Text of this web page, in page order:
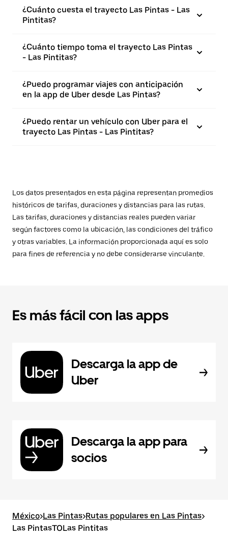
¿Cuánto cuesta el trayecto Las Pintas - Las
Pintitas?
¿Cuánto tiempo toma el trayecto Las Pintas
- Las Pintitas?
¿Puedo programar viajes con anticipación
en la app de Uber desde Las Pintas?
¿Puedo rentar un vehículo con Uber para el
trayecto Las Pintas - Las Pintitas?
Los datos presentados en esta página representan promedios
históricos de tarifas, duraciones y distancias para las rutas.
Las tarifas, duraciones y distancias reales pueden variar
según factores como la ubicación, las condiciones del tráfico
y otras variables. La información proporcionada aquí es solo
para fines de referencia y no debe considerarse vinculante.
Es más fácil con las apps
Descarga la app de
Uber
Descarga la app para
socios
México>Las Pintas>Rutas populares en Las Pintas>
Las PintasTOLas Pintitas